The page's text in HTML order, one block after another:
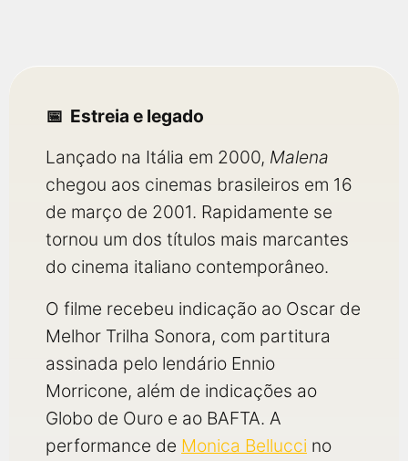
Estreia e legado
Lançado na Itália em 2000, Malena
chegou aos cinemas brasileiros em 16
de março de 2001. Rapidamente se
tornou um dos títulos mais marcantes
do cinema italiano contemporâneo.
O filme recebeu indicação ao Oscar de
Melhor Trilha Sonora, com partitura
assinada pelo lendário Ennio
Morricone, além de indicações ao
Globo de Ouro e ao BAFTA. A
performance de Monica Bellucci no